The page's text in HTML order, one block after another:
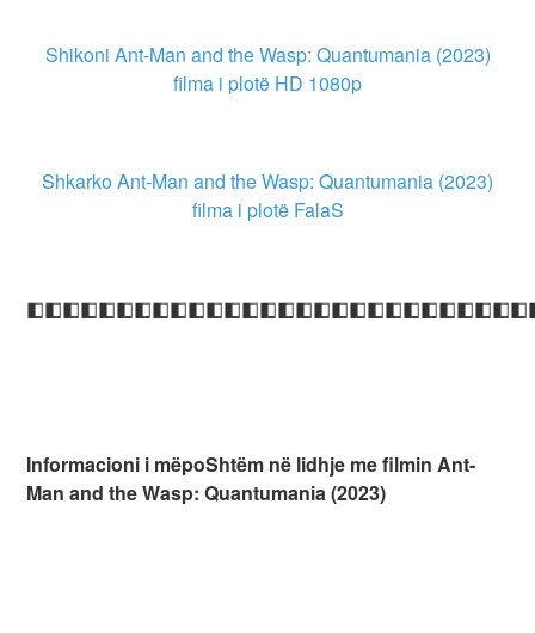
Shikoni Ant-Man and the Wasp: Quantumania (2023)
filma i plotë HD 1080p
Shkarko Ant-Man and the Wasp: Quantumania (2023)
filma i plotë FalaS
Informacioni i mëpoShtëm në lidhje me filmin Ant-
Man and the Wasp: Quantumania (2023)